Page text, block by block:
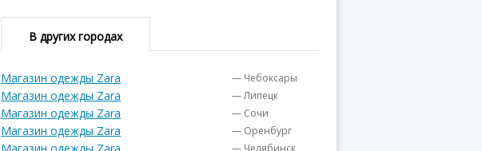
В других городах
Магазин одежды Zara — Чебоксары
Магазин одежды Zara — Липецк
Магазин одежды Zara — Сочи
Магазин одежды Zara — Оренбург
— Челябинск